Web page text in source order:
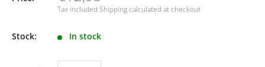
Tax included Shipping calculated at checkout
Stock: In stock